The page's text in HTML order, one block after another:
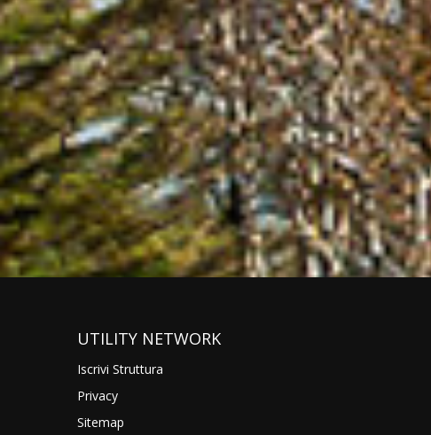
UTILITY NETWORK
Iscrivi Struttura
Privacy
Sitemap